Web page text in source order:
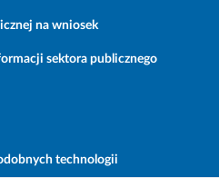
na wniosek
sektora publicznego
technologii